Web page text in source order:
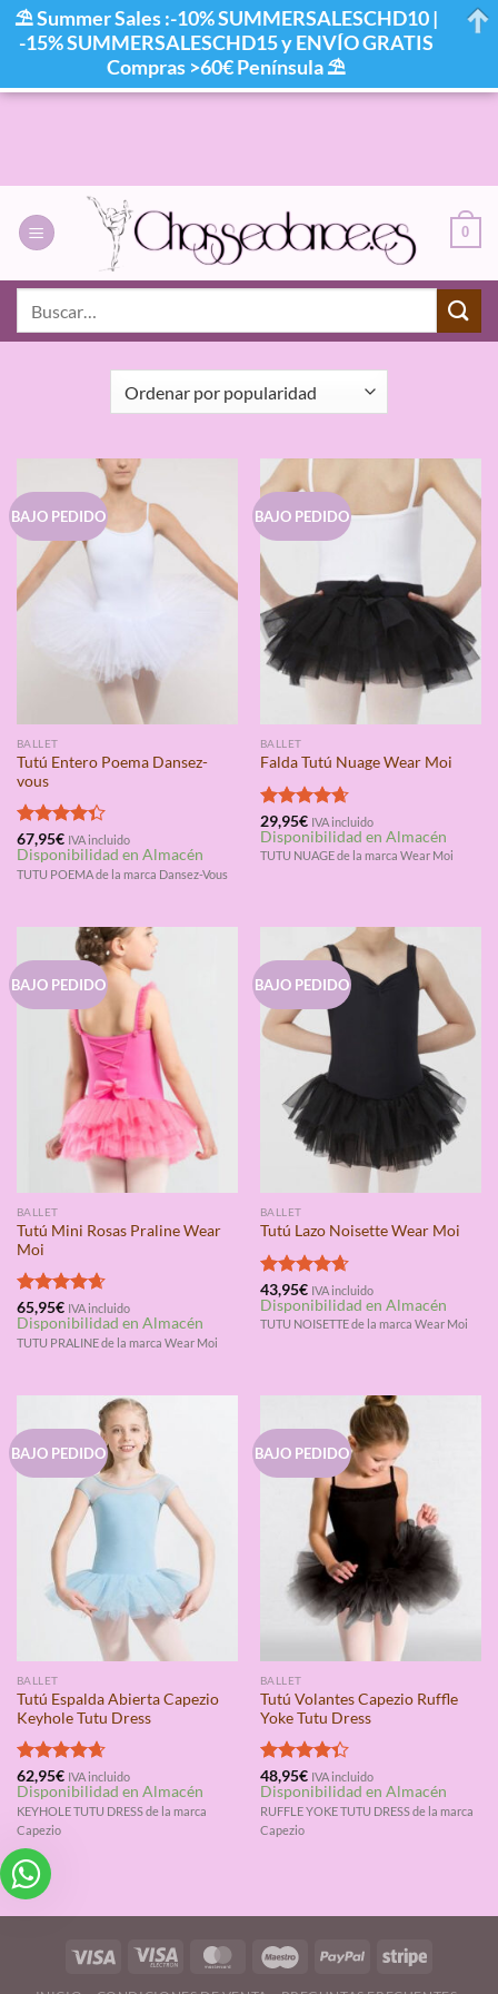
0
INICIO / PRODUCTOS ETIQUETADOS “TUTU ENTERO”
FILTRAR
BAJO PEDIDO
BALLET
Tutú Entero Poema Dansez-
vous
Valorado
con4.33
de 5
67,95€ IVA incluido
Disponibilidad en Almacén
TUTU POEMA de la marca Dansez-Vous
BAJO PEDIDO
BALLET
Falda Tutú Nuage Wear Moi
Valorado
con4.67
de 5
29,95€ IVA incluido
Disponibilidad en Almacén
TUTU NUAGE de la marca Wear Moi
BAJO PEDIDO
BALLET
Tutú Mini Rosas Praline Wear
Moi
Valorado
con4.67
de 5
65,95€ IVA incluido
Disponibilidad en Almacén
TUTU PRALINE de la marca Wear Moi
BAJO PEDIDO
BALLET
Tutú Lazo Noisette Wear Moi
Valorado
con4.67
de 5
43,95€ IVA incluido
Disponibilidad en Almacén
TUTU NOISETTE de la marca Wear Moi
BAJO PEDIDO
BALLET
Tutú Espalda Abierta Capezio
Keyhole Tutu Dress
Valorado
con4.67
de 5
62,95€ IVA incluido
Disponibilidad en Almacén
KEYHOLE TUTU DRESS de la marca
Capezio
BAJO PEDIDO
BALLET
Tutú Volantes Capezio Ruffle
Yoke Tutu Dress
Valorado
con4.33
de 5
48,95€ IVA incluido
Disponibilidad en Almacén
RUFFLE YOKE TUTU DRESS de la marca
Capezio
⛱ Summer Sales :-10% SUMMERSALESCHD10 |
-15% SUMMERSALESCHD15 y ENVÍO GRATIS
Compras >60€ Península ⛱